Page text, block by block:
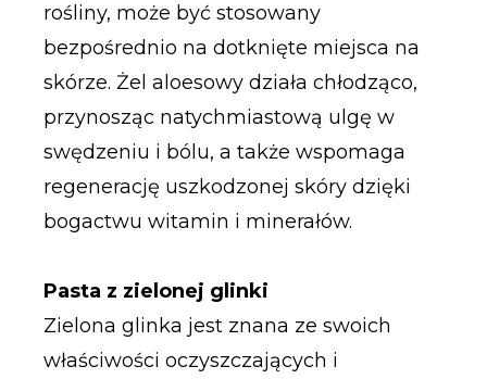
rośliny, może być stosowany
bezpośrednio na dotknięte miejsca na
skórze. Żel aloesowy działa chłodząco,
przynosząc natychmiastową ulgę w
swędzeniu i bólu, a także wspomaga
regenerację uszkodzonej skóry dzięki
bogactwu witamin i minerałów.
Pasta z zielonej glinki
Zielona glinka jest znana ze swoich
właściwości oczyszczających i